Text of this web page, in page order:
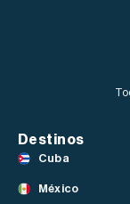
Destinos
Cuba
México